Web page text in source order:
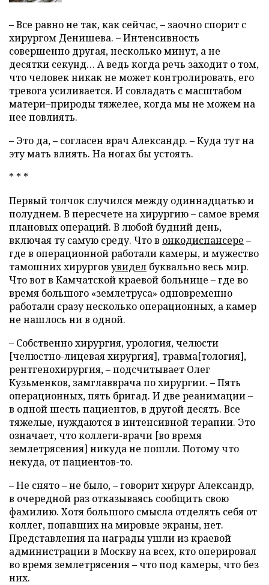
– Все равно не так, как сейчас, – заочно спорит с
хирургом Денишева. – Интенсивность
совершенно другая, несколько минут, а не
десятки секунд… А ведь когда речь заходит о том,
что человек никак не может контролировать, его
тревога усиливается. И совладать с масштабом
матери–природы тяжелее, когда мы не можем на
нее повлиять.
– Это да, – согласен врач Александр. – Куда тут на
эту мать влиять. На ногах бы устоять.
* * *
Первый толчок случился между одиннадцатью и
полуднем. В пересчете на хирургию – самое время
плановых операций. В любой будний день,
включая ту самую среду. Что в онкодиспансере –
где в операционной работали камеры, и мужество
тамошних хирургов увидел буквально весь мир.
Что вот в Камчатской краевой больнице – где во
время большого «землетруса» одновременно
работали сразу несколько операционных, а камер
не нашлось ни в одной.
– Собственно хирургия, урология, челюсти
[челюстно-лицевая хирургия], травма[тология],
рентгенохирургия, – подсчитывает Олег
Кузьменков, замглавврача по хирургии. – Пять
операционных, пять бригад. И две реанимации –
в одной шесть пациентов, в другой десять. Все
тяжелые, нуждаются в интенсивной терапии. Это
означает, что коллеги-врачи [во время
землетрясения] никуда не пошли. Потому что
некуда, от пациентов-то.
– Не снято – не было, – говорит хирург Александр,
в очередной раз отказываясь сообщить свою
фамилию. Хотя большого смысла отделять себя от
коллег, попавших на мировые экраны, нет.
Представления на награды ушли из краевой
администрации в Москву на всех, кто оперировал
во время землетрясения – что под камеры, что без
них.